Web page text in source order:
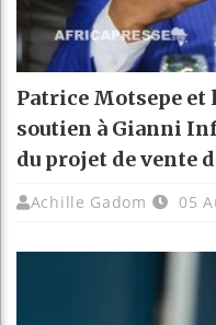
Patrice Motsepe et
soutien à Gianni
du projet de vente
Achille Gadom 05